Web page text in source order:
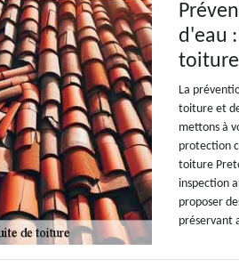
d'eau
toiture
La
toiture et
mettons à
protection
toiture
inspection
proposer
préservant